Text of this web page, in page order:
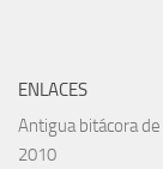
ENLACES
Antigua bitácora
2010